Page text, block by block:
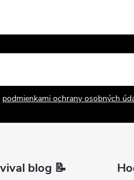
podmienkami ochrany osobných
blog 📝